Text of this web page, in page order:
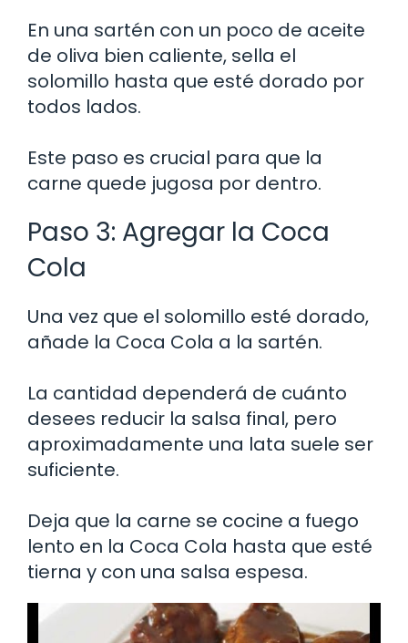
En una sartén con un poco de aceite
de oliva bien caliente, sella el
solomillo hasta que esté dorado por
todos lados.
Este paso es crucial para que la
carne quede jugosa por dentro.
Paso 3: Agregar la Coca
Cola
Una vez que el solomillo esté dorado,
añade la Coca Cola a la sartén.
La cantidad dependerá de cuánto
desees reducir la salsa final, pero
aproximadamente una lata suele ser
suficiente.
Deja que la carne se cocine a fuego
lento en la Coca Cola hasta que esté
tierna y con una salsa espesa.